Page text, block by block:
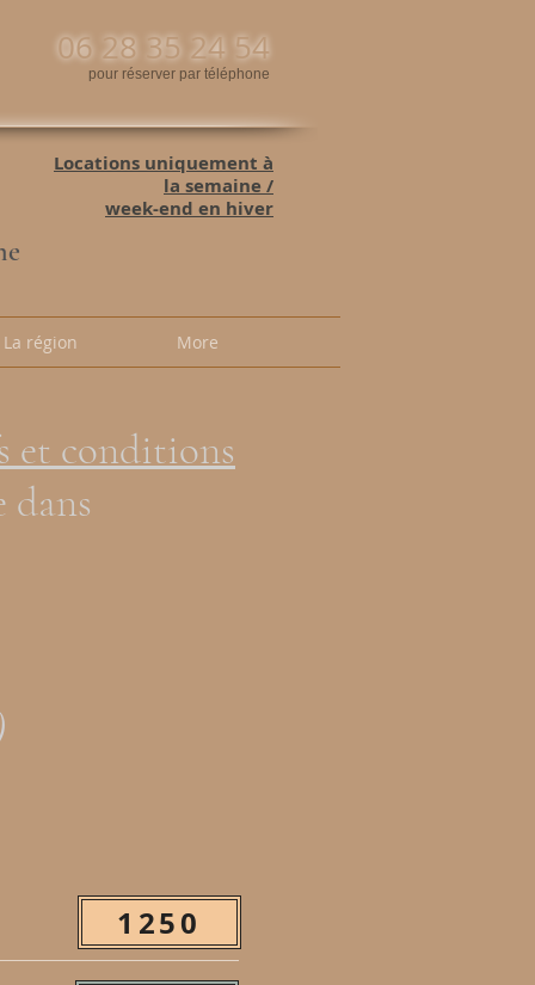
06 28 35 24 54
pour réserver par téléphone
Locations uniquement à
la semaine /
week-end en hiver
La région More
et conditions
1250